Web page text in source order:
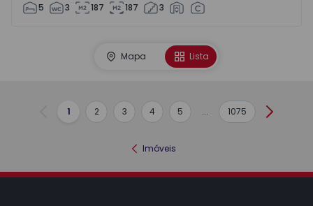
5 3 187 187 3
Mapa Lista
Anterior
1 2 3 4 5 ... 1075
Imóveis